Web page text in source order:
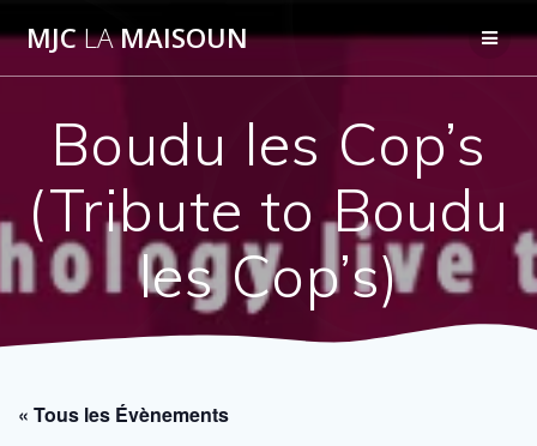
au
MJCLAMAISOUN
Boudu les Cop’s
(Tribute to Boudu
les Cop’s)
« Tous les Évènements